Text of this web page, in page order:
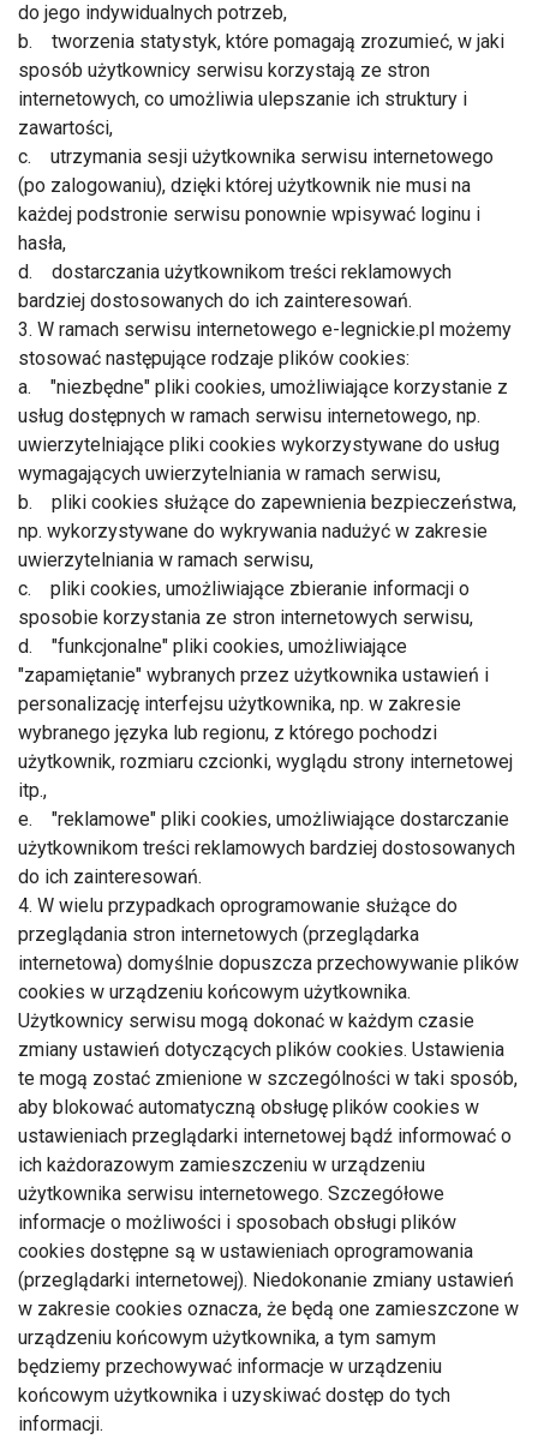
do jego indywidualnych potrzeb,
b. tworzenia statystyk, które pomagają zrozumieć, w jaki
sposób użytkownicy serwisu korzystają ze stron
internetowych, co umożliwia ulepszanie ich struktury i
zawartości,
c. utrzymania sesji użytkownika serwisu internetowego
(po zalogowaniu), dzięki której użytkownik nie musi na
każdej podstronie serwisu ponownie wpisywać loginu i
hasła,
d. dostarczania użytkownikom treści reklamowych
bardziej dostosowanych do ich zainteresowań.
3. W ramach serwisu internetowego e-legnickie.pl możemy
stosować następujące rodzaje plików cookies:
a. "niezbędne" pliki cookies, umożliwiające korzystanie z
usług dostępnych w ramach serwisu internetowego, np.
uwierzytelniające pliki cookies wykorzystywane do usług
wymagających uwierzytelniania w ramach serwisu,
b. pliki cookies służące do zapewnienia bezpieczeństwa,
np. wykorzystywane do wykrywania nadużyć w zakresie
uwierzytelniania w ramach serwisu,
c. pliki cookies, umożliwiające zbieranie informacji o
sposobie korzystania ze stron internetowych serwisu,
d. "funkcjonalne" pliki cookies, umożliwiające
"zapamiętanie" wybranych przez użytkownika ustawień i
personalizację interfejsu użytkownika, np. w zakresie
wybranego języka lub regionu, z którego pochodzi
użytkownik, rozmiaru czcionki, wyglądu strony internetowej
itp.,
e. "reklamowe" pliki cookies, umożliwiające dostarczanie
użytkownikom treści reklamowych bardziej dostosowanych
do ich zainteresowań.
4. W wielu przypadkach oprogramowanie służące do
przeglądania stron internetowych (przeglądarka
internetowa) domyślnie dopuszcza przechowywanie plików
cookies w urządzeniu końcowym użytkownika.
Użytkownicy serwisu mogą dokonać w każdym czasie
zmiany ustawień dotyczących plików cookies. Ustawienia
te mogą zostać zmienione w szczególności w taki sposób,
aby blokować automatyczną obsługę plików cookies w
ustawieniach przeglądarki internetowej bądź informować o
ich każdorazowym zamieszczeniu w urządzeniu
użytkownika serwisu internetowego. Szczegółowe
informacje o możliwości i sposobach obsługi plików
cookies dostępne są w ustawieniach oprogramowania
(przeglądarki internetowej). Niedokonanie zmiany ustawień
w zakresie cookies oznacza, że będą one zamieszczone w
urządzeniu końcowym użytkownika, a tym samym
będziemy przechowywać informacje w urządzeniu
końcowym użytkownika i uzyskiwać dostęp do tych
informacji.